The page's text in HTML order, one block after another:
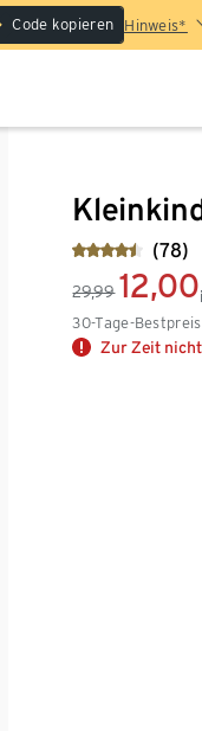
Code kopieren Hinweis*
(78)
29,99 12,00
30-Tage-
Zur Zeit